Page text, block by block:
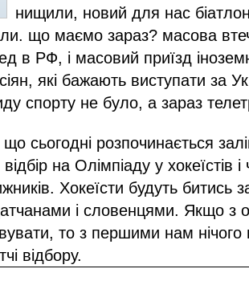
нищили, новий для нас
що маємо зараз? масова
в РФ, і масовий приїзд
які бажають виступати за
спорту не було, а зараз
сьогодні розпочинається
на Олімпіаду у хокеїстів і
Хокеїсти будуть битись
і словенцями. Якщо з
то з першими нам нічого
чі відбору.